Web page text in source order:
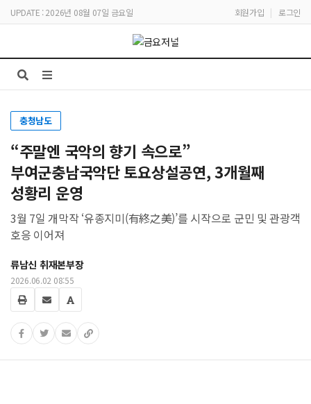
UPDATE : 2026년 08월 07일 금요일 회원가입 | 로그인
충청남도
“주말엔 국악의 향기 속으로”
부여군충남국악단 토요상설공연, 3개월째
성황리 운영
3월 7일 개막작 ‘유종지미(有終之美)’를 시작으로 군민 및 관광객
호응 이어져
류남신 취재본부장
2026.06.02 08:55